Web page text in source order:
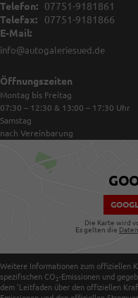
Telefon:
07751-9181861
Telefax:
07751-9181866
E-Mail:
info@autogaleriesued.de
Öffnungszeiten
Montag bis Freitag
07:30 – 12:30 & 13:00 – 17:30 Uhr
Samstag
nach Vereinbarung
Die Karte wird
Es gelten die
Weitere Informationen zum offiziellen
spezifischen CO 2-Emissionen und
dem 'Leitfaden über den offiziellen